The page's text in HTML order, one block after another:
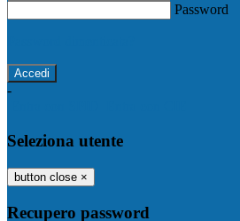
Password
-
Seleziona utente
button close ×
Recupero password